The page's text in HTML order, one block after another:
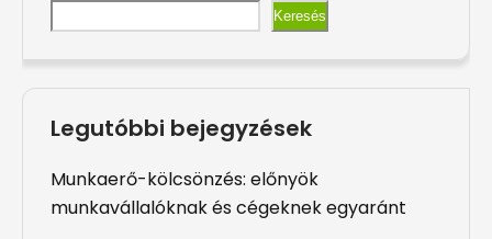
Keresés
Legutóbbi bejegyzések
Munkaerő-kölcsönzés: előnyök
munkavállalóknak és cégeknek egyaránt